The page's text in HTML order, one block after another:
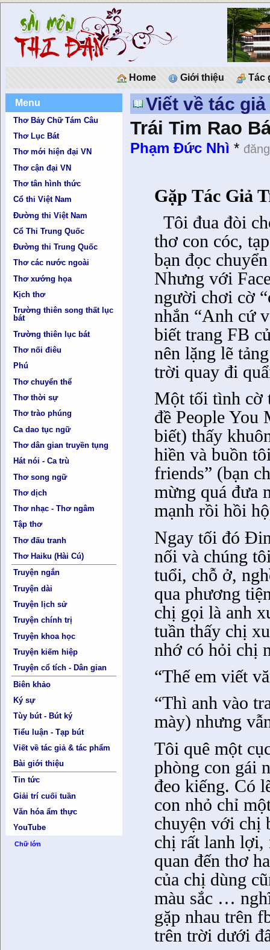
Home Giới thiệu Tác
Menu
Thơ Bảy Chữ Tám Câu
Thơ Lục Bát
Thơ mới hiện đại VN
Thơ cận đại VN
Thơ tân hình thức
Cổ thi Việt Nam
Đường thi Việt Nam
Cổ Thi Trung Quốc
Đường thi Trung Quốc
Thơ các nước ngoài
Thơ xướng họa
Kịch thơ
Trường thiên song thất lục
bát
Trường thiên lục bát
Thơ nối điêu
Phú
Thơ chuyển thể
Thơ thời sự
Thơ trào phúng
Ca dao tục ngữ
Thơ dân gian truyền tụng
Hát nói - Ca trù
Thơ song ngữ
Thơ dịch
Thơ nhạc - Thơ ngâm
Tập thơ
Thơ đấu tranh
Thơ Haiku (Hài Cú)
Truyện ngắn
Truyện dài
Truyện lịch sử
Truyện chính trị
Truyện khoa học
Truyện kiếm hiệp
Truyện cổ tích - Dân gian
Biên khảo
Ký sự
Tùy bút - Bút ký
Tiểu luận - Tạp bút
Viết về tác giả & tác phẩm
Bài giới thiệu
Tin tức
Giải trí cuối tuần
Văn hóa ẩm thực
YouTube
Chữ lớn
Viết về tác
Trái Tim Rao
Phạm Đức Nhì *
Gặp Tác Giả
Tôi đua đòi
thơ con cóc,
bạn đọc
Nhưng với
người chơi cờ
nhắn “Anh cứ
biết trang FB
nên lặng lẽ
trời quay đi
Một tối tình cờ
đề People You
biết) thấy
hiền và buồn
friends” (bạn
mừng quá đưa
mạnh rồi hồi
Ngay tối đó
nối và chúng
tuổi, chỗ ở,
qua phương
chị gọi là anh
tuần thấy chị
nhớ có hỏi chị
“Thế em viết
“Thì anh vào
mày) nhưng
Tôi quê một
phòng con gái
đeo kiếng. Có
con nhỏ chỉ
chuyện với chị
chị rất lanh lợi,
quan đến thơ
của chị dùng
màu sắc …
gặp nhau trên
trên trời dưới